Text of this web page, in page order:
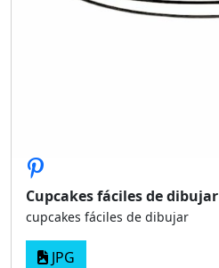
Cupcakes fáciles de dibujar
cupcakes fáciles de dibujar
JPG